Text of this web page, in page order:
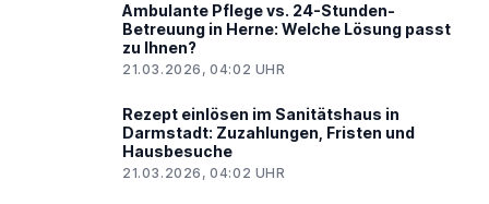
Ambulante Pflege vs. 24-Stunden-
Betreuung in Herne: Welche Lösung passt
zu Ihnen?
21.03.2026, 04:02 UHR
Rezept einlösen im Sanitätshaus in
Darmstadt: Zuzahlungen, Fristen und
Hausbesuche
21.03.2026, 04:02 UHR